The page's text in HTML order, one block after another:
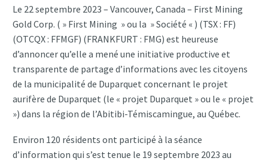
Le 22 septembre 2023 – Vancouver, Canada – First Mining
Gold Corp. ( » First Mining » ou la » Société « ) (TSX : FF)
(OTCQX : FFMGF) (FRANKFURT : FMG) est heureuse
d’annoncer qu’elle a mené une initiative productive et
transparente de partage d’informations avec les citoyens
de la municipalité de Duparquet concernant le projet
aurifère de Duparquet (le « projet Duparquet » ou le « projet
») dans la région de l’Abitibi-Témiscamingue, au Québec.
Environ 120 résidents ont participé à la séance
d’information qui s’est tenue le 19 septembre 2023 au